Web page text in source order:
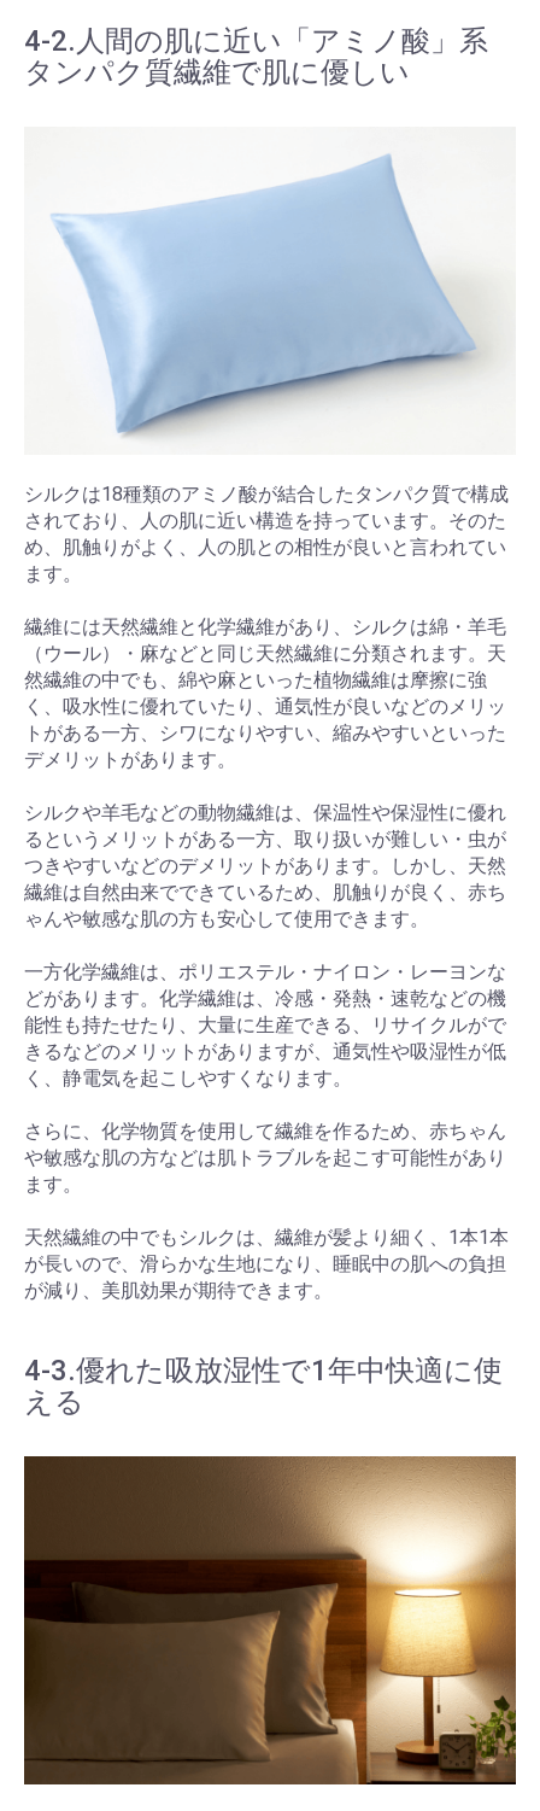
4-2.人間の肌に近い「アミノ酸」系
タンパク質繊維で肌に優しい
シルクは18種類のアミノ酸が結合したタンパク質で構成
されており、人の肌に近い構造を持っています。そのた
め、肌触りがよく、人の肌との相性が良いと言われてい
ます。
繊維には天然繊維と化学繊維があり、シルクは綿・羊毛
（ウール）・麻などと同じ天然繊維に分類されます。天
然繊維の中でも、綿や麻といった植物繊維は摩擦に強
く、吸水性に優れていたり、通気性が良いなどのメリッ
トがある一方、シワになりやすい、縮みやすいといった
デメリットがあります。
シルクや羊毛などの動物繊維は、保温性や保湿性に優れ
るというメリットがある一方、取り扱いが難しい・虫が
つきやすいなどのデメリットがあります。しかし、天然
繊維は自然由来でできているため、肌触りが良く、赤ち
ゃんや敏感な肌の方も安心して使用できます。
一方化学繊維は、ポリエステル・ナイロン・レーヨンな
どがあります。化学繊維は、冷感・発熱・速乾などの機
能性も持たせたり、大量に生産できる、リサイクルがで
きるなどのメリットがありますが、通気性や吸湿性が低
く、静電気を起こしやすくなります。
さらに、化学物質を使用して繊維を作るため、赤ちゃん
や敏感な肌の方などは肌トラブルを起こす可能性があり
ます。
天然繊維の中でもシルクは、繊維が髪より細く、1本1本
が長いので、滑らかな生地になり、睡眠中の肌への負担
が減り、美肌効果が期待できます。
4-3.優れた吸放湿性で1年中快適に使
える